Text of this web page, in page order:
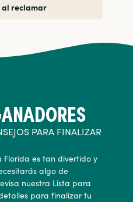
al reclamar
PARA FINALIZAR
es tan divertido y
algo de
nuestra Lista para
para finalizar tu